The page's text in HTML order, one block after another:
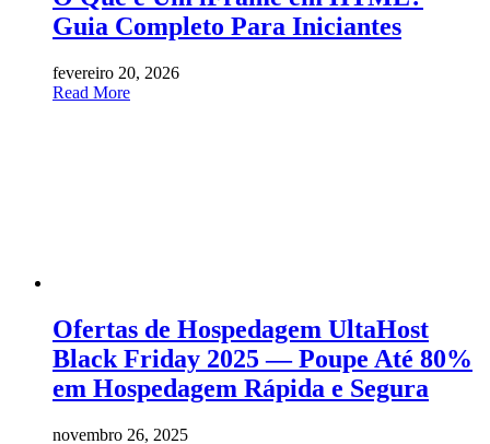
Guia Completo Para Iniciantes
fevereiro 20, 2026
Read More
Ofertas de Hospedagem UltaHost
Black Friday 2025 — Poupe Até 80%
em Hospedagem Rápida e Segura
novembro 26, 2025